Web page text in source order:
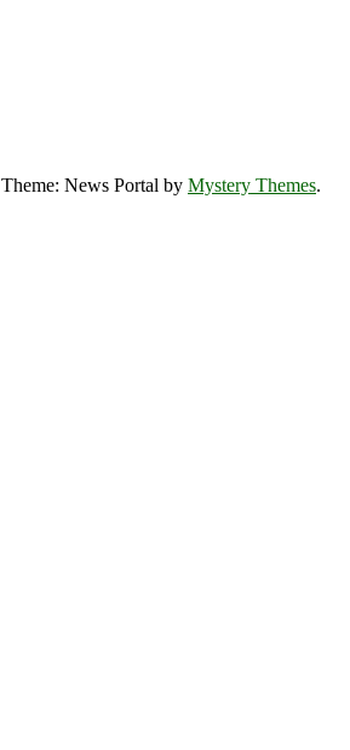
Theme: News Portal by Mystery Themes.